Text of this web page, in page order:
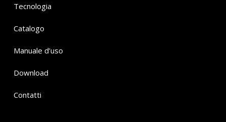
Tecnologia
Catalogo
Manuale d’uso
Download
Contatti